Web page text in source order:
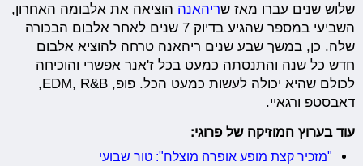
שלוש שנים עברו מאז שריהאנה הוציאה את אלבומה האחרון,
השביעי במספר שהגיע בדיוק 7 שנים לאחר אלבום הבכורה
שלה. כן, במשך שבע שנים ריהאנה טרחה להוציא אלבום
חדש כל שנה והתנסתה כמעט בכל ז'אנר אפשרי והוכיחה
לכולם שהיא יכולה לעשות כמעט הכל. פופ, EDM, R&B,
דאבסטפ ורגאיי.
עוד בערוץ המוזיקה של פרוגי:
"מזכיר קצת מופע אופרה מוצלח": טור שבועי